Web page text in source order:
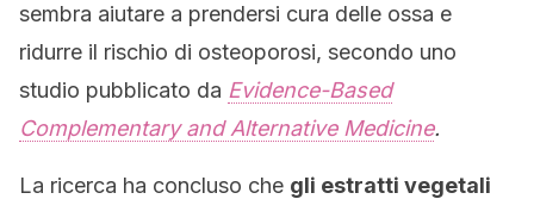
sembra aiutare a prendersi cura delle ossa e
ridurre il rischio di osteoporosi, secondo uno
studio pubblicato da Evidence-Based
Complementary and Alternative Medicine.
La ricerca ha concluso che gli estratti vegetali